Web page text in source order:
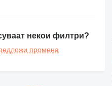
некои филтри?
промена